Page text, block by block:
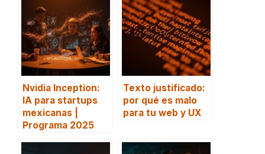
Nvidia Inception:
IA para startups
mexicanas |
Programa 2025
Texto justificado:
por qué es malo
para tu web y UX